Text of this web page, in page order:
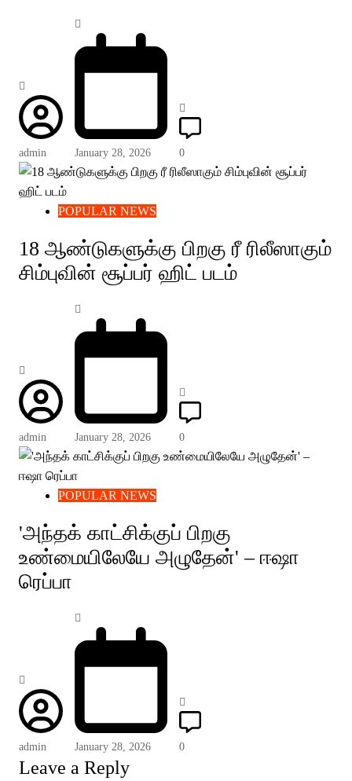
admin January 28, 2026 0
POPULAR NEWS
18 ஆண்டுகளுக்கு பிறகு ரீ ரிலீஸாகும்
சிம்புவின் சூப்பர் ஹிட் படம்
admin January 28, 2026 0
POPULAR NEWS
'அந்தக் காட்சிக்குப் பிறகு
உண்மையிலேயே அழுதேன்' – ஈஷா
ரெப்பா
admin January 28, 2026 0
Leave a Reply